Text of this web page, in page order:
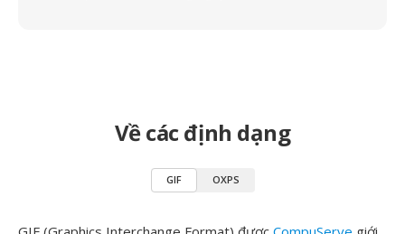
Về các định dạng
GIF OXPS